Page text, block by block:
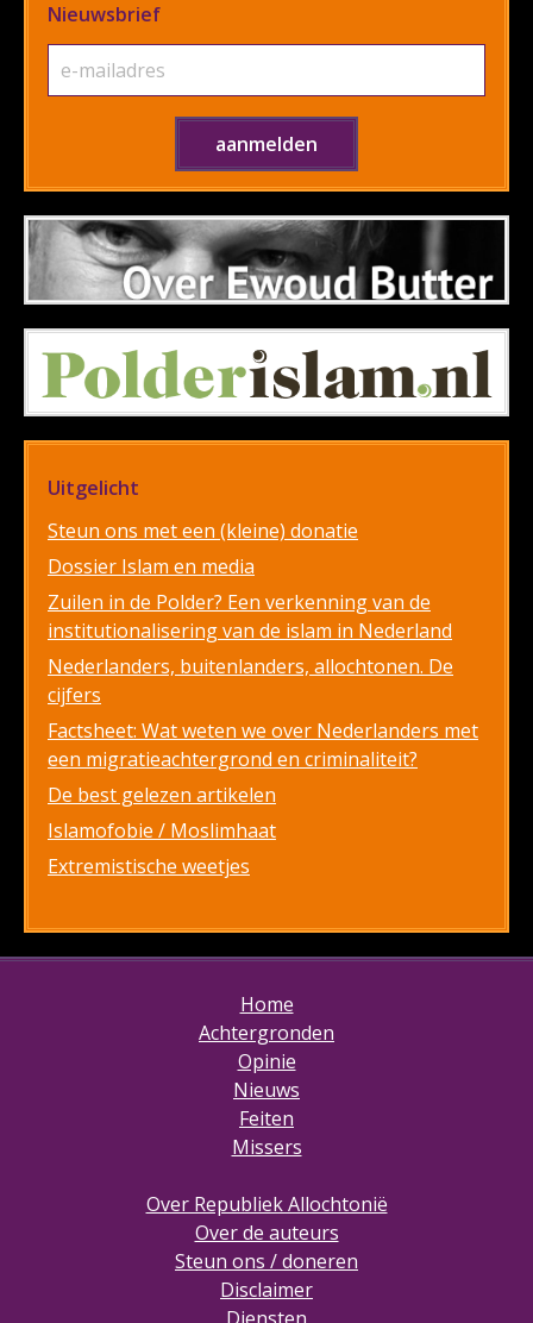
Nieuwsbrief
Uitgelicht
Steun ons met een (kleine) donatie
Dossier Islam en media
Zuilen in de Polder? Een verkenning van de
institutionalisering van de islam in Nederland
Nederlanders, buitenlanders, allochtonen. De
cijfers
Factsheet: Wat weten we over Nederlanders met
een migratieachtergrond en criminaliteit?
De best gelezen artikelen
Islamofobie / Moslimhaat
Extremistische weetjes
Home
Achtergronden
Opinie
Nieuws
Feiten
Missers
Over Republiek Allochtonië
Over de auteurs
Steun ons / doneren
Disclaimer